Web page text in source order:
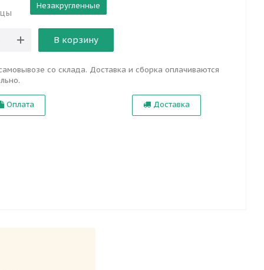
Незакругленные
В корзину
со склада. Доставка и сборка оплачиваются
Оплата Доставка